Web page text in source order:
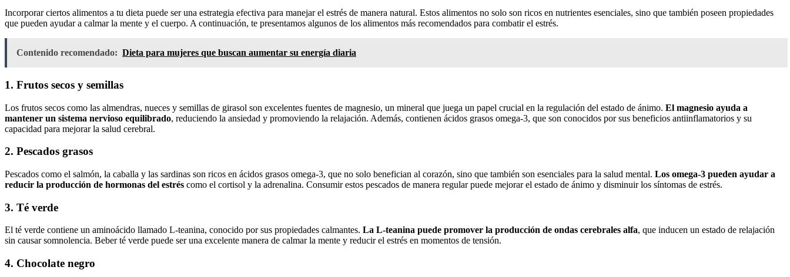
Incorporar ciertos alimentos a tu dieta puede ser una estrategia efectiva para manejar el estrés de manera natural. Estos alimentos no solo son ricos en nutrientes esenciales, sino que también poseen propiedades
que pueden ayudar a calmar la mente y el cuerpo. A continuación, te presentamos algunos de los alimentos más recomendados para combatir el estrés.
Contenido recomendado: Dieta para mujeres que buscan aumentar su energía diaria
1. Frutos secos y semillas
Los frutos secos como las almendras, nueces y semillas de girasol son excelentes fuentes de magnesio, un mineral que juega un papel crucial en la regulación del estado de ánimo. El magnesio ayuda a
mantener un sistema nervioso equilibrado, reduciendo la ansiedad y promoviendo la relajación. Además, contienen ácidos grasos omega-3, que son conocidos por sus beneficios antiinflamatorios y su
capacidad para mejorar la salud cerebral.
2. Pescados grasos
Pescados como el salmón, la caballa y las sardinas son ricos en ácidos grasos omega-3, que no solo benefician al corazón, sino que también son esenciales para la salud mental. Los omega-3 pueden ayudar a
reducir la producción de hormonas del estrés como el cortisol y la adrenalina. Consumir estos pescados de manera regular puede mejorar el estado de ánimo y disminuir los síntomas de estrés.
3. Té verde
El té verde contiene un aminoácido llamado L-teanina, conocido por sus propiedades calmantes. La L-teanina puede promover la producción de ondas cerebrales alfa, que inducen un estado de relajación
sin causar somnolencia. Beber té verde puede ser una excelente manera de calmar la mente y reducir el estrés en momentos de tensión.
4. Chocolate negro